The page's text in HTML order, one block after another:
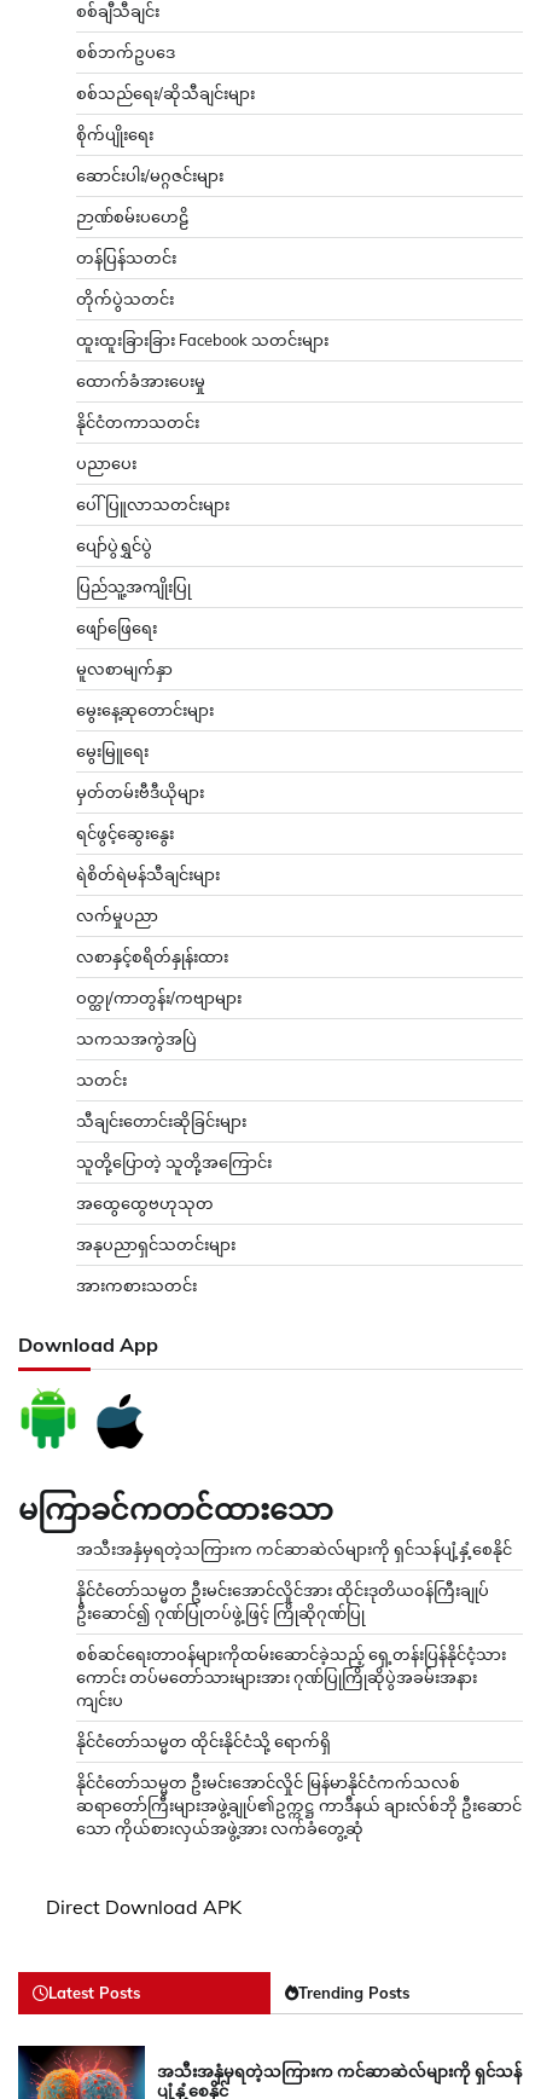
စစ်ချီသီချင်း
စစ်ဘက်ဥပဒေ
စစ်သည်ရေး/ဆိုသီချင်းများ
စိုက်ပျိုးရေး
ဆောင်းပါး/မဂ္ဂဇင်းများ
ဉာဏ်စမ်းပဟေဠိ
တန်ပြန်သတင်း
တိုက်ပွဲသတင်း
ထူးထူးခြားခြား Facebook သတင်းများ
ထောက်ခံအားပေးမှု
နိုင်ငံတကာသတင်း
ပညာပေး
ပေါ်ပြူလာသတင်းများ
ပျော်ပွဲရွှင်ပွဲ
ပြည်သူ့အကျိုးပြု
ဖျော်ဖြေရေး
မူလစာမျက်နှာ
မွေးနေ့ဆုတောင်းများ
မွေးမြူရေး
မှတ်တမ်းဗီဒီယိုများ
ရင်ဖွင့်ဆွေးနွေး
ရဲစိတ်ရဲမန်သီချင်းများ
လက်မှုပညာ
လစာနှင့်စရိတ်နှုန်းထား
ဝတ္ထု/ကာတွန်း/ကဗျာများ
သကသအကွဲအပြဲ
သတင်း
သီချင်းတောင်းဆိုခြင်းများ
သူတို့ပြောတဲ့ သူတို့အကြောင်း
အထွေထွေဗဟုသုတ
အနုပညာရှင်သတင်းများ
အားကစားသတင်း
Download App
မကြာခင်ကတင်ထားသော
အသီးအနှံမှရတဲ့သကြားက ကင်ဆာဆဲလ်များကို ရှင်သန်ပျံ့နှံ့စေနိုင်
နိုင်ငံတော်သမ္မတ ဦးမင်းအောင်လှိုင်အား ထိုင်းဒုတိယဝန်ကြီးချုပ်
ဦးဆောင်၍ ဂုဏ်ပြုတပ်ဖွဲ့ဖြင့် ကြိုဆိုဂုဏ်ပြု
စစ်ဆင်ရေးတာဝန်များကိုထမ်းဆောင်ခဲ့သည့် ရှေ့တန်းပြန်နိုင်ငံ့သား
ကောင်း တပ်မတော်သားများအား ဂုဏ်ပြုကြိုဆိုပွဲအခမ်းအနား
ကျင်းပ
နိုင်ငံတော်သမ္မတ ထိုင်းနိုင်ငံသို့ ရောက်ရှိ
နိုင်ငံတော်သမ္မတ ဦးမင်းအောင်လှိုင် မြန်မာနိုင်ငံကက်သလစ်
ဆရာတော်ကြီးများအဖွဲ့ချုပ်၏ဥက္ကဋ္ဌ ကာဒီနယ် ချားလ်စ်ဘို ဦးဆောင်
သော ကိုယ်စားလှယ်အဖွဲ့အား လက်ခံတွေ့ဆုံ
Direct Download APK
Latest Posts Trending Posts
အသီးအနှံမှရတဲ့သကြားက ကင်ဆာဆဲလ်များကို ရှင်သန်
ပျံ့နှံ့စေနိုင်